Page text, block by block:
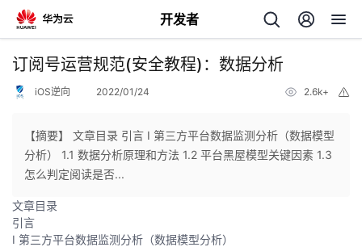
开发者
返
人
我
订阅号运营规范(安全教程)：数据分析
iOS逆向 2022/01/24 2.6k+
【摘要】 文章目录 引言 I 第三方平台数据监测分析（数据模型
分析） 1.1 数据分析原理和方法 1.2 平台黑屋模型关键因素 1.3
怎么判定阅读是否...
文章目录
引言
I 第三方平台数据监测分析（数据模型分析）